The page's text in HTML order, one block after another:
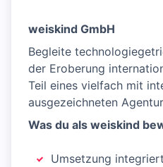
weiskind GmbH
Begleite
der Eroberung
Teil eines vielfach mit
ausgezeichneten
Was du als weiskind
Umsetzung